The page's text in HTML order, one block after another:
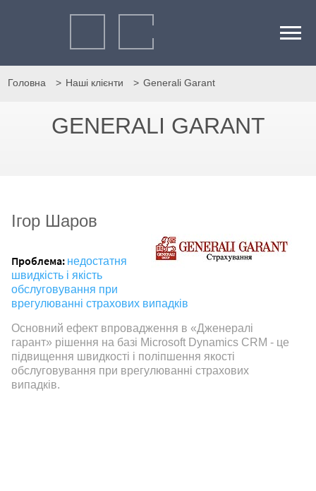
Головна Наші клієнти Generali Garant
GENERALI GARANT
Ігор Шаров
Проблема: недостатня
швидкість і якість
обслуговування при
врегулюванні страхових випадків
Основний ефект впровадження в «Дженералі
гарант» рішення на базі Microsoft Dynamics CRM - це
підвищення швидкості і поліпшення якості
обслуговування при врегулюванні страхових
випадків.